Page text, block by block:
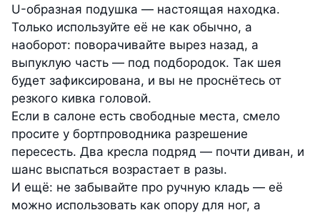
U-образная подушка — настоящая находка.
Только используйте её не как обычно, а
наоборот: поворачивайте вырез назад, а
выпуклую часть — под подбородок. Так шея
будет зафиксирована, и вы не проснётесь от
резкого кивка головой.
Если в салоне есть свободные места, смело
просите у бортпроводника разрешение
пересесть. Два кресла подряд — почти диван, и
шанс выспаться возрастает в разы.
И ещё: не забывайте про ручную кладь — её
можно использовать как опору для ног, а